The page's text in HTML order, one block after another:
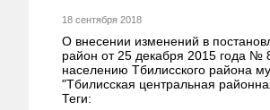
18 сентября 2018
О внесении изменений в
район от 25 декабря 2015 года №
населению Тбилисского района
"Тбилисская центральная
Теги: